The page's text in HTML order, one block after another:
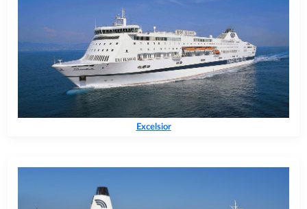
Excelsior